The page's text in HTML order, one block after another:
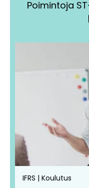
Poimintoja
IFRS | Koulutus